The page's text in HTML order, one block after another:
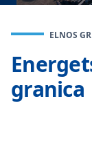
ELNOS
granica